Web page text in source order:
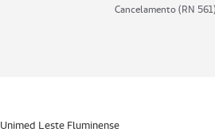
Cancelamento (RN
Unimed Leste Fluminense